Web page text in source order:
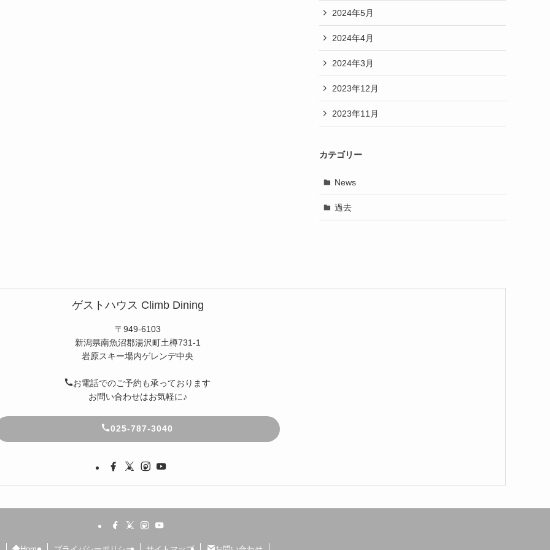
2024年5月
2024年4月
2024年3月
2023年12月
2023年11月
カテゴリー
News
過去
ゲストハウス Climb Dining
〒949-6103
新潟県南魚沼郡湯沢町土樽731-1
岩原スキー場内ゲレンデ中央
お電話でのご予約も承っております
お問い合わせはお気軽に♪
025-787-3040